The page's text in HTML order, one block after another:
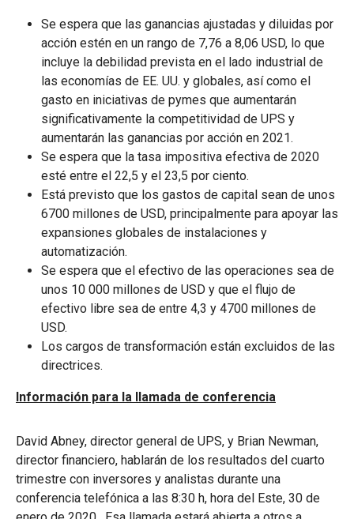
Se espera que las ganancias ajustadas y diluidas por
acción estén en un rango de 7,76 a 8,06 USD, lo que
incluye la debilidad prevista en el lado industrial de
las economías de EE. UU. y globales, así como el
gasto en iniciativas de pymes que aumentarán
significativamente la competitividad de UPS y
aumentarán las ganancias por acción en 2021.
Se espera que la tasa impositiva efectiva de 2020
esté entre el 22,5 y el 23,5 por ciento.
Está previsto que los gastos de capital sean de unos
6700 millones de USD, principalmente para apoyar las
expansiones globales de instalaciones y
automatización.
Se espera que el efectivo de las operaciones sea de
unos 10 000 millones de USD y que el flujo de
efectivo libre sea de entre 4,3 y 4700 millones de
USD.
Los cargos de transformación están excluidos de las
directrices.
Información para la llamada de conferencia
David Abney, director general de UPS, y Brian Newman,
director financiero, hablarán de los resultados del cuarto
trimestre con inversores y analistas durante una
conferencia telefónica a las 8:30 h, hora del Este, 30 de